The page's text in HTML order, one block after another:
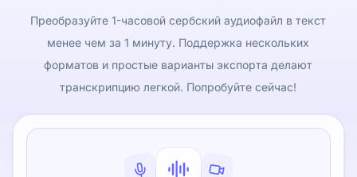
Преобразуйте 1-часовой сербский аудиофайл в текст
менее чем за 1 минуту. Поддержка нескольких
форматов и простые варианты экспорта делают
транскрипцию легкой. Попробуйте сейчас!